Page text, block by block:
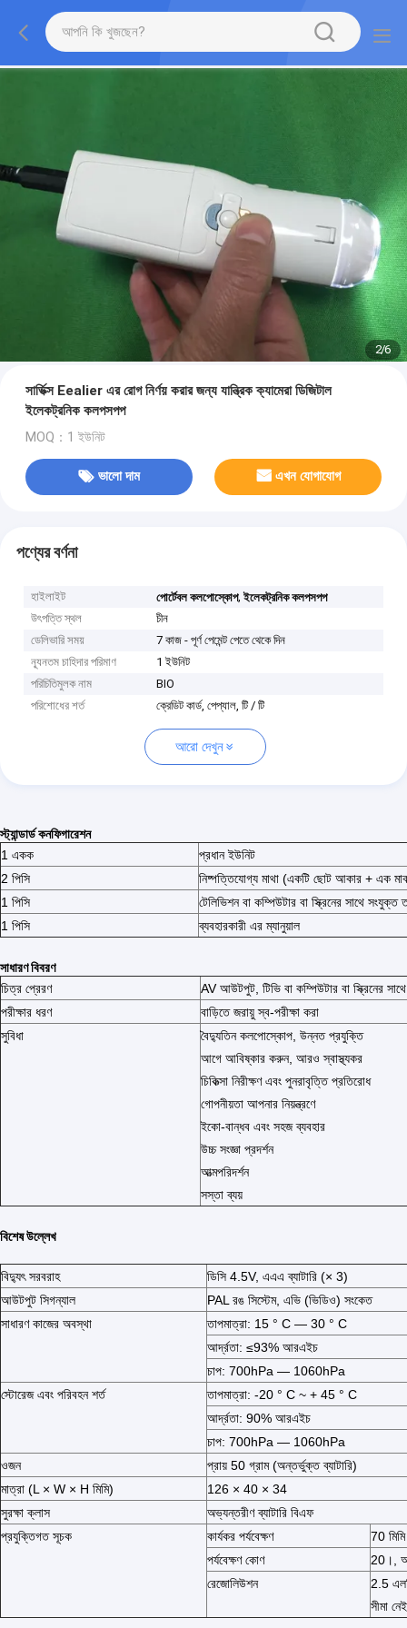
2/6
সার্ভিক্স Eealier এর রোগ নির্ণয় করার জন্য যান্ত্রিক ক্যামেরা ডিজিটাল
ইলেকট্রনিক কলপসপপ
MOQ：1 ইউনিট
ভালো দাম এখন যোগাযোগ
পণ্যের বর্ণনা
হাইলাইট পোর্টেবল কলপোস্কোপ,ইলেকট্রনিক কলপসপপ
উৎপত্তি স্থল
চীন
ডেলিভারি সময়
7 কাজ - পূর্ণ পেমেন্ট পেতে থেকে দিন
ন্যূনতম চাহিদার পরিমাণ
1 ইউনিট
পরিচিতিমুলক নাম
BIO
পরিশোধের শর্ত
ক্রেডিট কার্ড, পেপ্যাল, টি / টি
আরো দেখুন
স্ট্যান্ডার্ড কনফিগারেশন
1 একক
প্রধান ইউনিট
2 পিসি
নিষ্পত্তিযোগ্য মাথা (একটি ছোট আকার + এক
1 পিসি
টেলিভিশন বা কম্পিউটার বা স্ক্রিনের সাথে সংযুক্ত
1 পিসি
ব্যবহারকারী এর ম্যানুয়াল
সাধারণ বিবরণ
চিত্র প্রেরণ
AV আউটপুট, টিভি বা কম্পিউটার বা স্ক্রিনের
পরীক্ষার ধরণ
বাড়িতে জরায়ু স্ব-পরীক্ষা করা
সুবিধা
বৈদ্যুতিন কলপোস্কোপ, উন্নত প্রযুক্তি
আগে আবিষ্কার করুন, আরও স্বাস্থ্যকর
চিকিত্সা নিরীক্ষণ এবং পুনরাবৃত্তি প্রতিরোধ
গোপনীয়তা আপনার নিয়ন্ত্রণে
ইকো-বান্ধব এবং সহজ ব্যবহার
উচ্চ সংজ্ঞা প্রদর্শন
আত্মপরিদর্শন
সস্তা ব্যয়
বিশেষ উল্লেখ
বিদ্যুৎ সরবরাহ
ডিসি 4.5V, এএএ ব্যাটারি (× 3)
আউটপুট সিগন্যাল
PAL রঙ সিস্টেম, এভি (ভিডিও) সংকেত
সাধারণ কাজের অবস্থা
তাপমাত্রা: 15 ° C — 30 ° C
আর্দ্রতা: ≤93% আরএইচ
চাপ: 700hPa — 1060hPa
স্টোরেজ এবং পরিবহন শর্ত
তাপমাত্রা: -20 ° C ~ + 45 ° C
আর্দ্রতা: 90% আরএইচ
চাপ: 700hPa — 1060hPa
ওজন
প্রায় 50 গ্রাম (অন্তর্ভুক্ত ব্যাটারি)
মাত্রা (L × W × H মিমি)
126 × 40 × 34
সুরক্ষা ক্লাস
অভ্যন্তরীণ ব্যাটারি বিএফ
প্রযুক্তিগত সূচক
কার্যকর পর্যবেক্ষণ
70
পর্যবেক্ষণ কোণ
20।,
রেজোলিউশন
2.5
সীমা নেই